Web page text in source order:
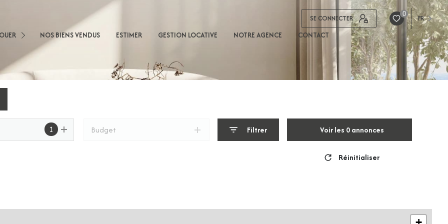
SE CONNECTER 0 FR
Professionnel
NOS BIENS VENDUS ESTIMER GESTION LOCATIVE NOTRE AGENCE CONTACT
1 Budget Filtrer Voir les 0annonces
Réinitialiser